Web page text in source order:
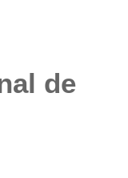
de